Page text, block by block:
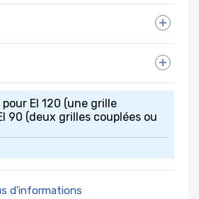
EI 120 (une grille
90 (deux grilles couplées ou
d'informations